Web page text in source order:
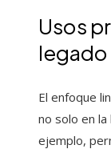
Usos
El enfoque
no solo en
ejemplo,